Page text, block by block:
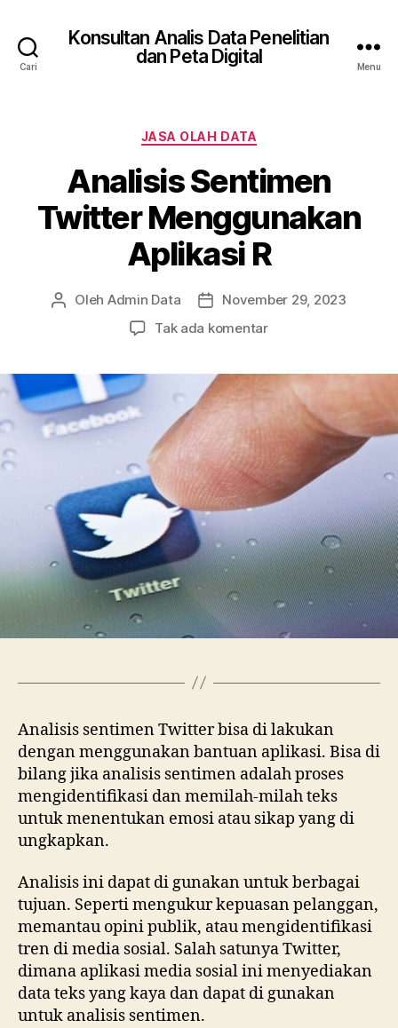
Cari
Konsultan Analis Data Penelitian
dan Peta Digital
Menu
Kategori
JASA OLAH DATA
Analisis Sentimen
Twitter Menggunakan
Aplikasi R
Penulis
Oleh Admin Data
Tanggal
artikel
November 29, 2023
Tak ada komentarpada
Twitter
Menggunakan
Aplikasi
R
Analisis sentimen Twitter bisa di lakukan
dengan menggunakan bantuan aplikasi. Bisa di
bilang jika analisis sentimen adalah proses
mengidentifikasi dan memilah-milah teks
untuk menentukan emosi atau sikap yang di
ungkapkan.
Analisis ini dapat di gunakan untuk berbagai
tujuan. Seperti mengukur kepuasan pelanggan,
memantau opini publik, atau mengidentifikasi
tren di media sosial. Salah satunya Twitter,
dimana aplikasi media sosial ini menyediakan
data teks yang kaya dan dapat di gunakan
untuk analisis sentimen.